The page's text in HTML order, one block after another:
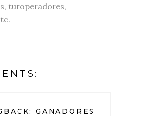
turoperadores,
GANADORES